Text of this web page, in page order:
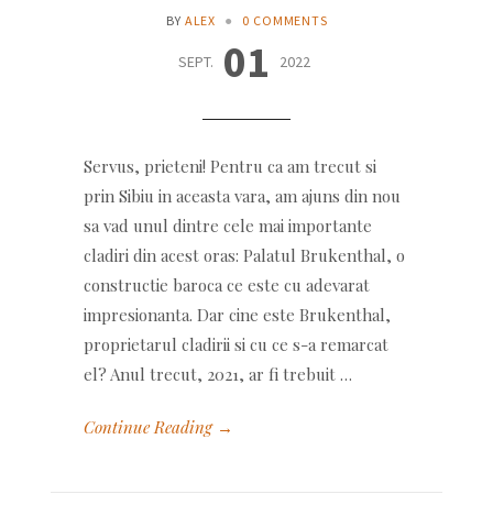
BY ALEX ● 0 COMMENTS
01
SEPT. 2022
Servus, prieteni! Pentru ca am trecut si
prin Sibiu in aceasta vara, am ajuns din nou
sa vad unul dintre cele mai importante
cladiri din acest oras: Palatul Brukenthal, o
constructie baroca ce este cu adevarat
impresionanta. Dar cine este Brukenthal,
proprietarul cladirii si cu ce s-a remarcat
el? Anul trecut, 2021, ar fi trebuit …
Continue Reading →